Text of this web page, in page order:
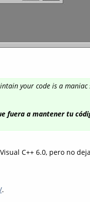
your code is a
fuera a mantener tu
C++ 6.0, pero no
.